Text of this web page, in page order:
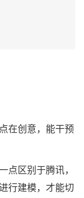
在创意，能干预
区别于腾讯，
行建模，才能切